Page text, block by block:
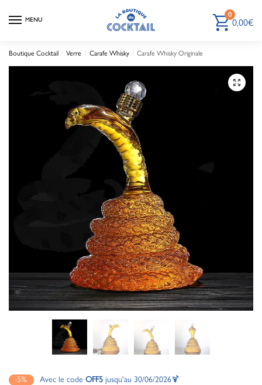
MENU
0
0,00€
Boutique Cocktail / Verre / Carafe Whisky / Carafe Whisky Originale
🔍
-5% Avec le code OFF5 jusqu'au 30/06/2026🍹